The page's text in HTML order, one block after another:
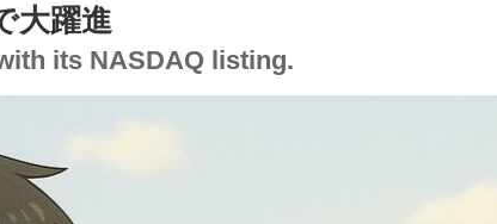
大躍進
its NASDAQ listing.